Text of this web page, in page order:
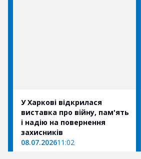
У Харкові відкрилася
виставка про війну, пам'ять
і надію на повернення
захисників
08.07.202611:02